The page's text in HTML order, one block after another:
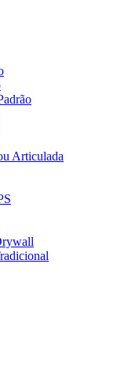
Articulada